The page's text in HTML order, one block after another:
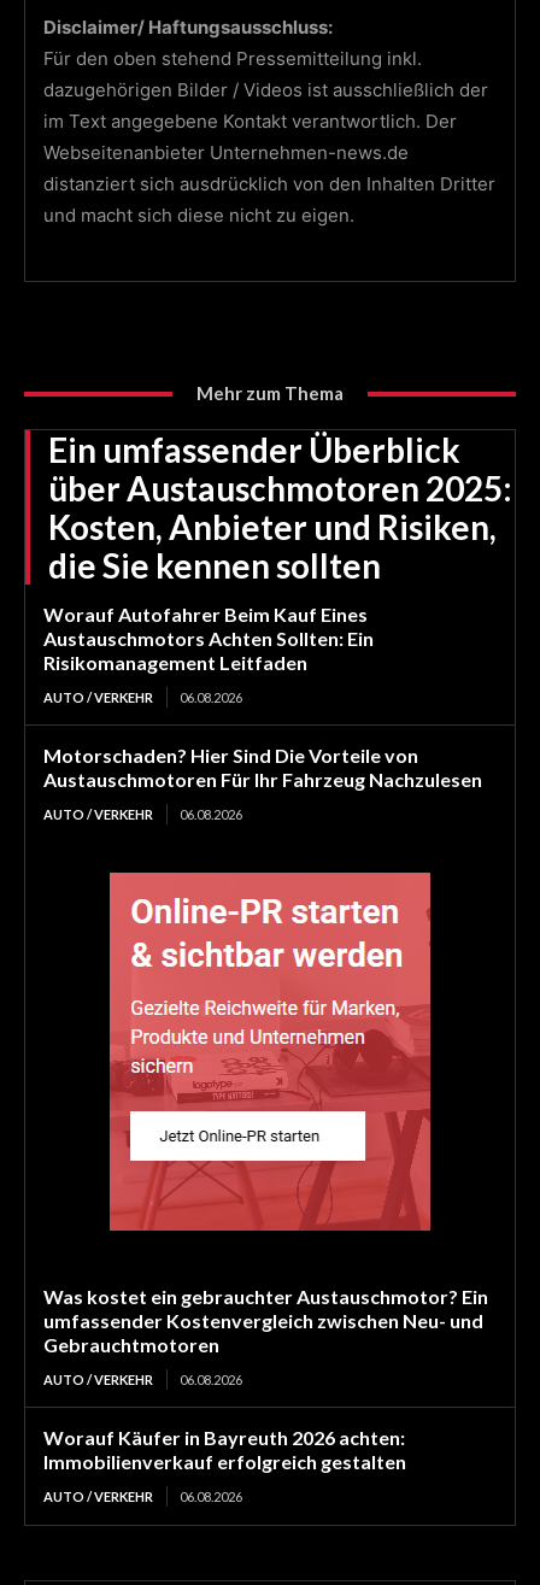
Disclaimer/ Haftungsausschluss:
Für den oben stehend Pressemitteilung inkl.
dazugehörigen Bilder / Videos ist ausschließlich der
im Text angegebene Kontakt verantwortlich. Der
Webseitenanbieter Unternehmen-news.de
distanziert sich ausdrücklich von den Inhalten Dritter
und macht sich diese nicht zu eigen.
Mehr zum Thema
Ein umfassender Überblick
über Austauschmotoren 2025:
Kosten, Anbieter und Risiken,
die Sie kennen sollten
Worauf Autofahrer Beim Kauf Eines
Austauschmotors Achten Sollten: Ein
Risikomanagement Leitfaden
AUTO / VERKEHR 06.08.2026
Motorschaden? Hier Sind Die Vorteile von
Austauschmotoren Für Ihr Fahrzeug Nachzulesen
AUTO / VERKEHR 06.08.2026
Was kostet ein gebrauchter Austauschmotor? Ein
umfassender Kostenvergleich zwischen Neu- und
Gebrauchtmotoren
AUTO / VERKEHR 06.08.2026
Worauf Käufer in Bayreuth 2026 achten:
Immobilienverkauf erfolgreich gestalten
AUTO / VERKEHR 06.08.2026